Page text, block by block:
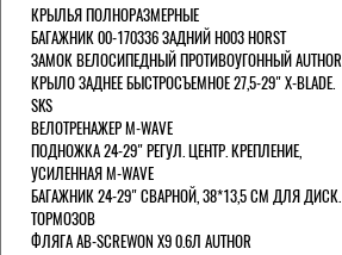
КРЫЛЬЯ ПОЛНОРАЗМЕРНЫЕ
БАГАЖНИК 00-170336 ЗАДНИЙ H003 HORST
ЗАМОК ВЕЛОСИПЕДНЫЙ ПРОТИВОУГОННЫЙ AUTHOR
КРЫЛО ЗАДНЕЕ БЫСТРОСЪЕМНОЕ 27,5-29" X-BLADE.
SKS
ВЕЛОТРЕНАЖЕР M-WAVE
ПОДНОЖКА 24-29" РЕГУЛ. ЦЕНТР. КРЕПЛЕНИЕ,
УСИЛЕННАЯ M-WAVE
БАГАЖНИК 24-29" СВАРНОЙ, 38*13,5 СМ ДЛЯ ДИСК.
ТОРМОЗОВ
ФЛЯГА AB-SCREWON X9 0.6Л AUTHOR